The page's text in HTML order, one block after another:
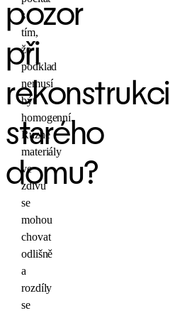
pozor
při
rekonstrukci
starého
domu?
s
tím,
že
podklad
nemusí
být
homogenní.
Různé
materiály
ve
zdivu
se
mohou
chovat
odlišně
a
rozdíly
se